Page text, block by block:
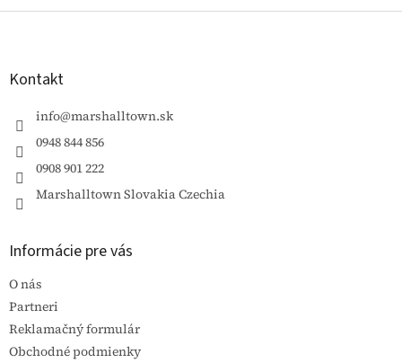
Z
Kontakt
info@marshalltown.sk
0948 844 856
0908 901 222
Marshalltown Slovakia Czechia
Informácie pre vás
O nás
Partneri
Reklamačný formulár
Obchodné podmienky